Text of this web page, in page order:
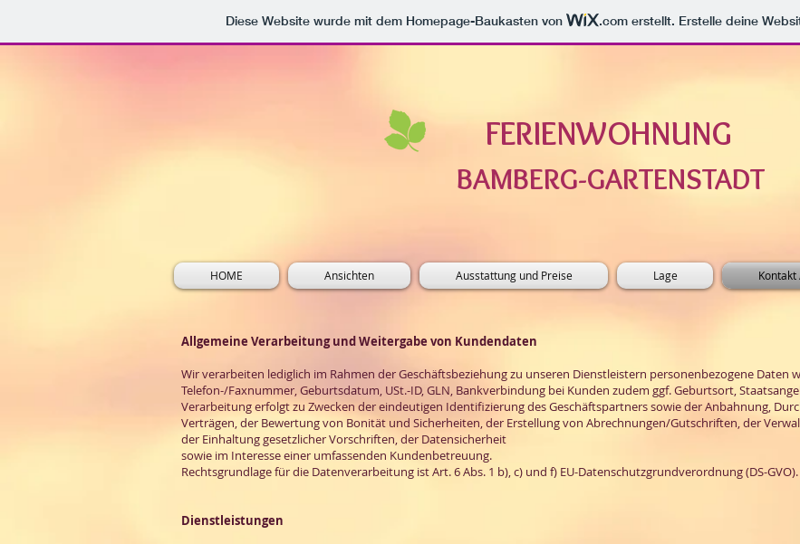
Diese Website wurde mit dem Homepage-Baukasten von .com erstellt. Erstelle deine
FERIENWOHNUNG
BAMBERG-GARTENSTADT
HOME Ansichten Ausstattung und Preise Lage Kontakt
Allgemeine Verarbeitung und Weitergabe von Kundendaten
Wir verarbeiten lediglich im Rahmen der Geschäftsbeziehung zu unseren Dienstleistern personenbezogene Daten
Telefon-/Faxnummer, Geburtsdatum, USt.-ID, GLN, Bankverbindung bei Kunden zudem ggf. Geburtsort,
Verarbeitung erfolgt zu Zwecken der eindeutigen Identifizierung des Geschäftspartners sowie der Anbahnung,
Verträgen, der Bewertung von Bonität und Sicherheiten, der Erstellung von Abrechnungen/Gutschriften, der
der Einhaltung gesetzlicher Vorschriften, der Datensicherheit
sowie im Interesse einer umfassenden Kundenbetreuung.
Rechtsgrundlage für die Datenverarbeitung ist Art. 6 Abs. 1 b), c) und f) EU-Datenschutzgrundverordnung (DS-GVO).
Dienstleistungen